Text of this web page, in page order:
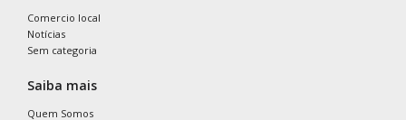
Comercio local
Notícias
Sem categoria
Saiba mais
Quem Somos